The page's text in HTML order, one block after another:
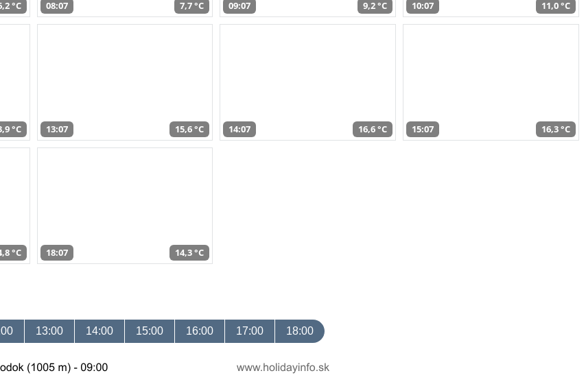
°C 08:07 7,7 °C 09:07 9,2 °C 10:07 11,0 °C
°C 13:07 15,6 °C 14:07 16,6 °C 15:07 16,3 °C
°C 18:07 14,3 °C
13:00 14:00 15:00 16:00 17:00 18:00